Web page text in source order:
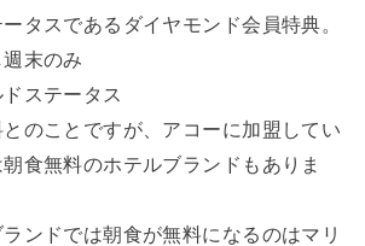
タスであるダイヤモンド会員特典。
末のみ
ステータス
のことですが、アコーに加盟してい
食無料のホテルブランドもありま
ンドでは朝食が無料になるのはマリ